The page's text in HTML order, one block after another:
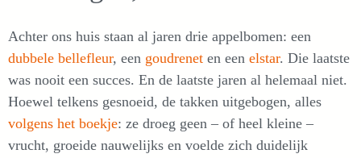
Achter ons huis staan al jaren drie appelbomen: een
dubbele bellefleur, een goudrenet en een elstar. Die laatste
was nooit een succes. En de laatste jaren al helemaal niet.
Hoewel telkens gesnoeid, de takken uitgebogen, alles
volgens het boekje: ze droeg geen – of heel kleine –
vrucht, groeide nauwelijks en voelde zich duidelijk